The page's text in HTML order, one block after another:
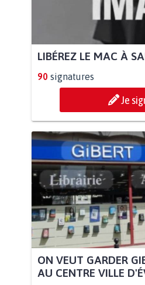
LIBÉREZ LE MAC À
90 signatures
Je
ON VEUT GARDER
AU CENTRE VILLE